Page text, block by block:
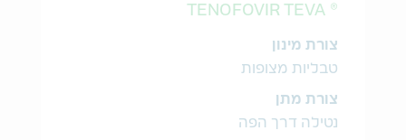
® TENOFOVIR TEVA
צורת מינון
טבליות מצופות
צורת מתן
נטילה דרך הפה